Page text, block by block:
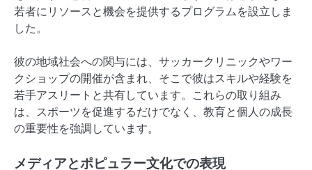
若者にリソースと機会を提供するプログラムを設立しま
した。
彼の地域社会への関与には、サッカークリニックやワー
クショップの開催が含まれ、そこで彼はスキルや経験を
若手アスリートと共有しています。これらの取り組み
は、スポーツを促進するだけでなく、教育と個人の成長
の重要性を強調しています。
メディアとポピュラー文化での表現